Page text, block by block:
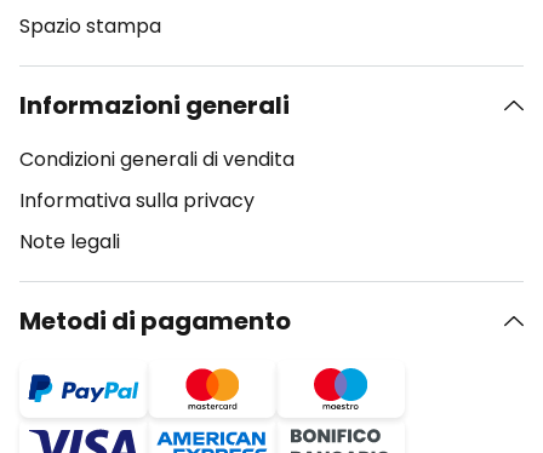
Spazio stampa
Informazioni generali
Condizioni generali di vendita
Informativa sulla privacy
Note legali
Metodi di pagamento